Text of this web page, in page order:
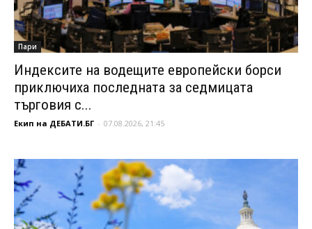
Пари
Индексите на водещите европейски борси
приключиха последната за седмицата
търговия с...
Екип на ДЕБАТИ.БГ - 07.08.2026, 21:45